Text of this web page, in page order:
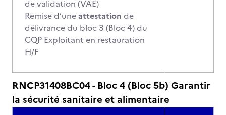
de validation (VAE)
Remise d’une attestation de
délivrance du bloc 3 (Bloc 4) du
CQP Exploitant en restauration
H/F
RNCP31408BC04 - Bloc 4 (Bloc 5b) Garantir
la sécurité sanitaire et alimentaire